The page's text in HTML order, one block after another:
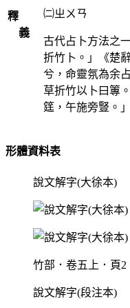
釋
義
㈡ㄓㄨㄢ
古代占卜方法之
折竹卜。」《楚
兮，命靈氛為余
草折竹以卜曰篿
筳，午施旁豎。」
形體資料表
說文解字(大徐本)
竹部．卷五上．頁2
說文解字(段注本)